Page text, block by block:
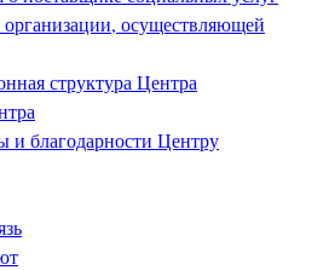
осуществляющей
структура Центра
и благодарности Центру